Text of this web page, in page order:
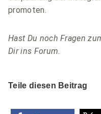
promoten.
Hast Du noch Fragen
Dir ins Forum.
Teile diesen Beitrag